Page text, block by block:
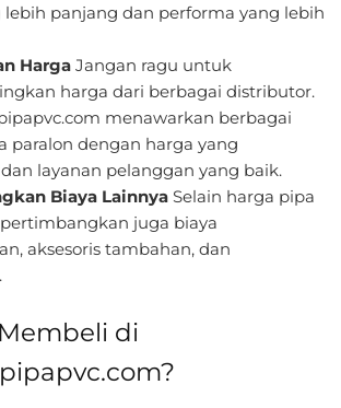
lebih panjang dan performa yang lebih
Harga Jangan ragu untuk
harga dari berbagai distributor.
menawarkan berbagai
paralon dengan harga yang
layanan pelanggan yang baik.
Biaya Lainnya Selain harga pipa
juga biaya
aksesoris tambahan, dan
di